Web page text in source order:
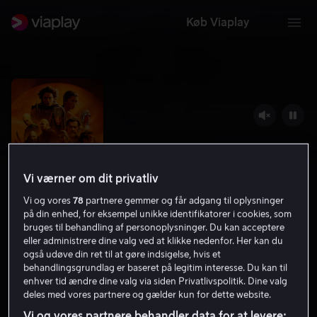
Køb Viaplay
Dune: Del 2
8.4 Science Fiction Eventyr 2024
2 t. 38 min
11 år
HD
Vi værner om dit privatliv
Vi og vores78 partnere gemmer og får adgang til oplysninger
på din enhed, for eksempel unikke identifikatorer i cookies, som
bruges til behandling af personoplysninger. Du kan acceptere
eller administrere dine valg ved at klikke nedenfor. Her kan du
også udøve din ret til at gøre indsigelse, hvis et
behandlingsgrundlag er baseret på legitim interesse. Du kan til
enhver tid ændre dine valg via siden Privatlivspolitik. Dine valg
deles med vores partnere og gælder kun for dette website.